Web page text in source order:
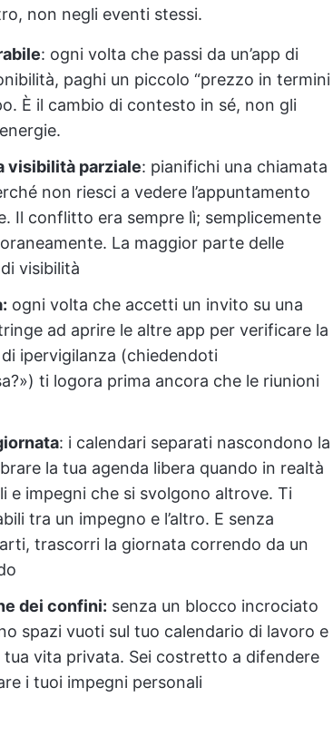
non negli eventi stessi.
: ogni volta che passi da un’app di
paghi un piccolo “prezzo in termini
È il cambio di contesto in sé, non gli
visibilità parziale: pianifichi una chiamata
non riesci a vedere l’appuntamento
Il conflitto era sempre lì; semplicemente
La maggior parte delle
visibilità
ogni volta che accetti un invito su una
ad aprire le altre app per verificare la
ipervigilanza (chiedendoti
ti logora prima ancora che le riunioni
: i calendari separati nascondono la
la tua agenda libera quando in realtà
e impegni che si svolgono altrove. Ti
tra un impegno e l’altro. E senza
trascorri la giornata correndo da un
dei confini: senza un blocco incrociato
spazi vuoti sul tuo calendario di lavoro e
vita privata. Sei costretto a difendere
i tuoi impegni personali